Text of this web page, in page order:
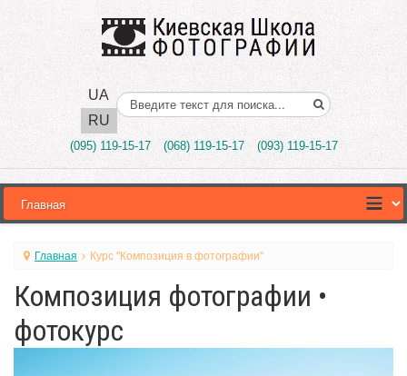
UA
RU
Поиск..
(095) 119-15-17 (068) 119-15-17 (093) 119-15-17
Главная Курс "Композиция в фотографии"
Композиция фотографии •
фотокурс